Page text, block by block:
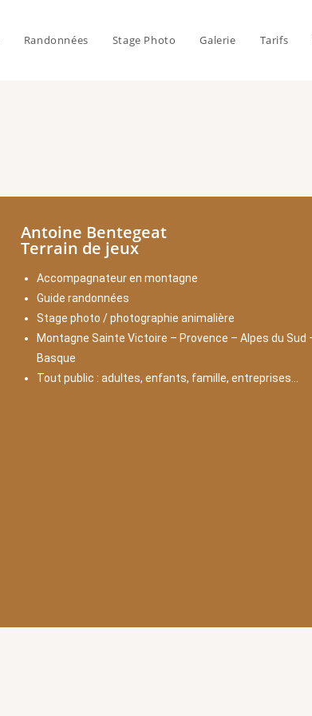
Randonnées Stage Photo Galerie Tarifs
Antoine Bentegeat
Terrain de jeux
Accompagnateur en montagne
Guide randonnées
Stage photo / photographie animalière
Montagne Sainte Victoire – Provence – Alpes du Sud
Basque
Tout public : adultes, enfants, famille, entreprises…